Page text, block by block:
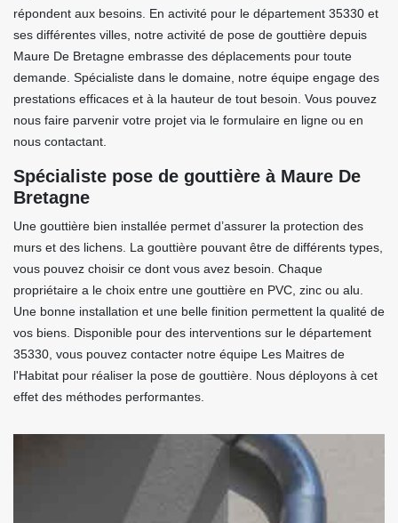
répondent aux besoins. En activité pour le département 35330 et
ses différentes villes, notre activité de pose de gouttière depuis
Maure De Bretagne embrasse des déplacements pour toute
demande. Spécialiste dans le domaine, notre équipe engage des
prestations efficaces et à la hauteur de tout besoin. Vous pouvez
nous faire parvenir votre projet via le formulaire en ligne ou en
nous contactant.
Spécialiste pose de gouttière à Maure De
Bretagne
Une gouttière bien installée permet d’assurer la protection des
murs et des lichens. La gouttière pouvant être de différents types,
vous pouvez choisir ce dont vous avez besoin. Chaque
propriétaire a le choix entre une gouttière en PVC, zinc ou alu.
Une bonne installation et une belle finition permettent la qualité de
vos biens. Disponible pour des interventions sur le département
35330, vous pouvez contacter notre équipe Les Maitres de
l'Habitat pour réaliser la pose de gouttière. Nous déployons à cet
effet des méthodes performantes.